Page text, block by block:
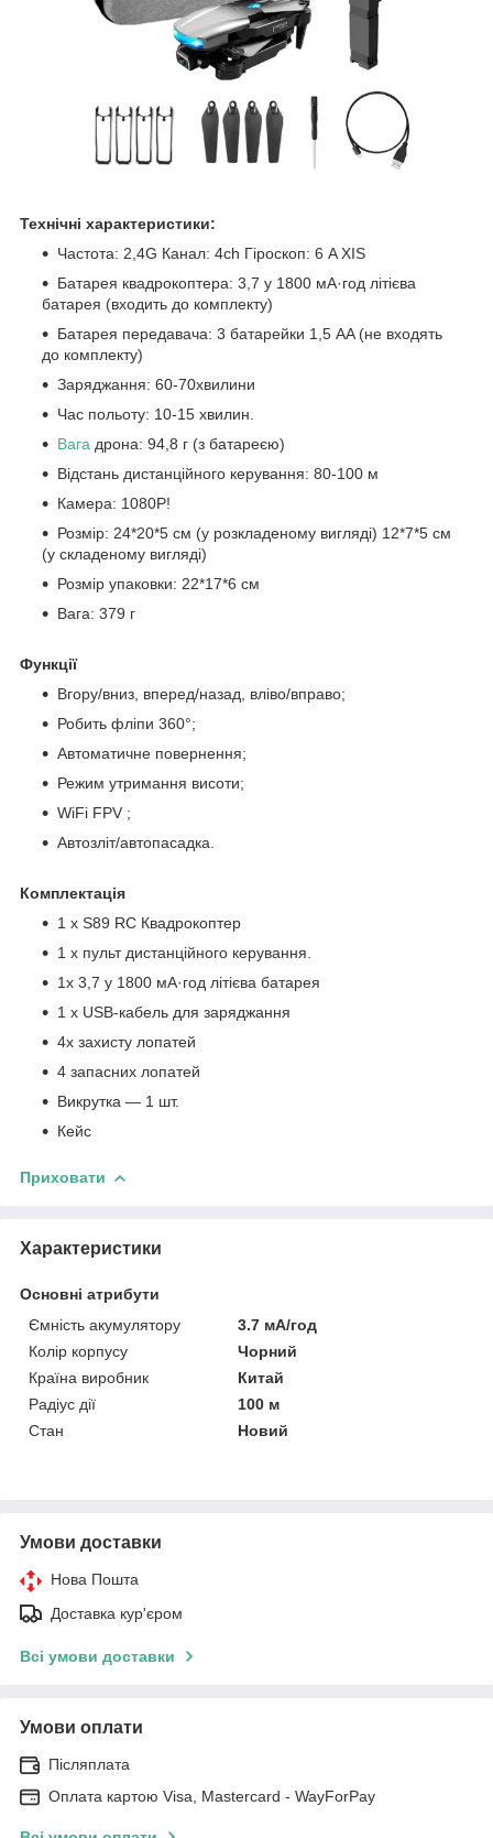
Технічні характеристики:
Частота: 2,4G Канал: 4ch Гіроскоп: 6 A XIS
Батарея квадрокоптера: 3,7 у 1800 мА·год літієва
батарея (входить до комплекту)
Батарея передавача: 3 батарейки 1,5 AA (не входять
до комплекту)
Заряджання: 60-70хвилини
Час польоту: 10-15 хвилин.
Вага дрона: 94,8 г (з батареєю)
Відстань дистанційного керування: 80-100 м
Камера: 1080Р!
Розмір: 24*20*5 см (у розкладеному вигляді) 12*7*5 см
(у складеному вигляді)
Розмір упаковки: 22*17*6 см
Вага: 379 г
Функції
Вгору/вниз, вперед/назад, вліво/вправо;
Робить фліпи 360°;
Автоматичне повернення;
Режим утримання висоти;
WiFi FPV ;
Автозліт/автопасадка.
Комплектація
1 х S89 RC Квадрокоптер
1 х пульт дистанційного керування.
1х 3,7 у 1800 мА·год літієва батарея
1 x USB-кабель для заряджання
4х захисту лопатей
4 запасних лопатей
Викрутка — 1 шт.
Кейс
Приховати
Характеристики
Основні атрибути
Ємність акумулятору
3.7 мА/год
Колір корпусу
Чорний
Країна виробник
Китай
Радіус дії
100 м
Стан
Новий
Умови доставки
Нова Пошта
Доставка кур'єром
Всі умови доставки
Умови оплати
Післяплата
Оплата картою Visa, Mastercard - WayForPay